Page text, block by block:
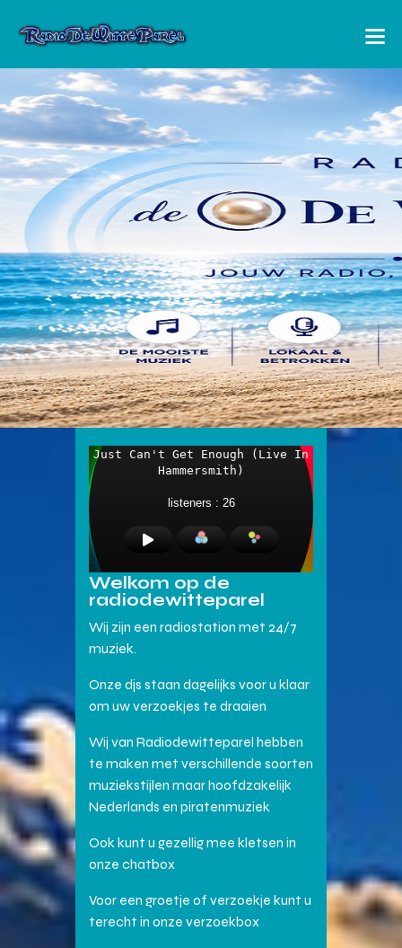
Welkom op de
radiodewitteparel
Wij zijn een radiostation met 24/7
muziek.
Onze djs staan dagelijks voor u klaar
om uw verzoekjes te draaien
Wij van Radiodewitteparel hebben
te maken met verschillende soorten
muziekstijlen maar hoofdzakelijk
Nederlands en piratenmuziek
Ook kunt u gezellig mee kletsen in
onze chatbox
Voor een groetje of verzoekje kunt u
terecht in onze verzoekbox